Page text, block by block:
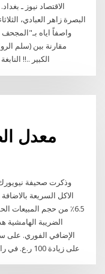
الاقتصاد نيوز ـ
البصرة زاهر العبادي،
واصفاً اياه
مقارنة بين (سلم
الكبير ..!! النابغة , ‏30 سبتمبر 2010 , في منتدى: القطاع
معدل
وذكرت صحيفة
الاكل السريعة
6.5٪ من حجم المبيعات
الضريبة الهامشية
على زيادة 100 ر.ع. في راتبك، و بالتالي لن يزيد صافي راتبك إلا ب 93.00